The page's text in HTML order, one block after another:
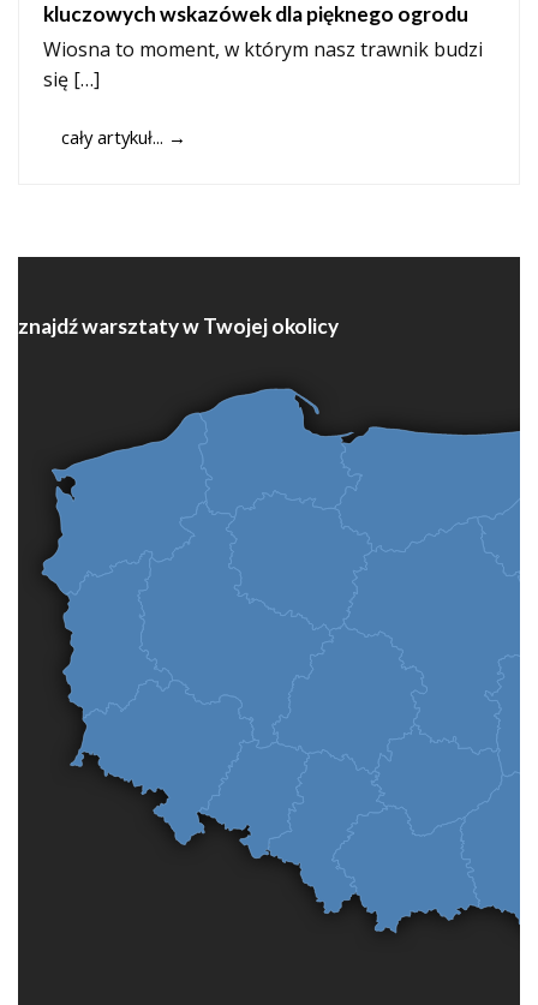
kluczowych wskazówek dla pięknego ogrodu
Wiosna to moment, w którym nasz trawnik budzi
się […]
cały artykuł... →
znajdź warsztaty w Twojej okolicy